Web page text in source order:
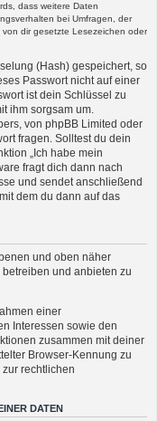
dass weitere Daten
bei Umfragen, der
dir gesetzte Lesezeichen oder
(Hash) gespeichert, so
Passwort nicht auf einer
ist dein Schlüssel zu
ihm sorgsam um.
von phpBB Limited oder
fragen. Solltest du dein
„Ich habe mein
fragt dich dann nach
und sendet anschließend
dem du dann auf das
und oben näher
und anbieten zu
einer
Interessen sowie den
zusammen mit deiner
Browser-Kennung zu
rechtlichen
DATEN